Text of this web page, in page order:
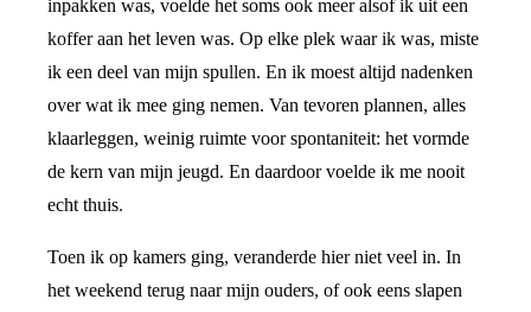
inpakken was, voelde het soms ook meer alsof ik uit een
koffer aan het leven was. Op elke plek waar ik was, miste
ik een deel van mijn spullen. En ik moest altijd nadenken
over wat ik mee ging nemen. Van tevoren plannen, alles
klaarleggen, weinig ruimte voor spontaniteit: het vormde
de kern van mijn jeugd. En daardoor voelde ik me nooit
echt thuis.
Toen ik op kamers ging, veranderde hier niet veel in. In
het weekend terug naar mijn ouders, of ook eens slapen